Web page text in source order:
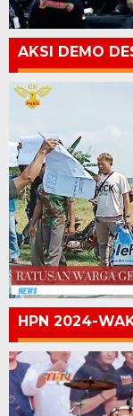
AKSI DEMO
HPN 2024-